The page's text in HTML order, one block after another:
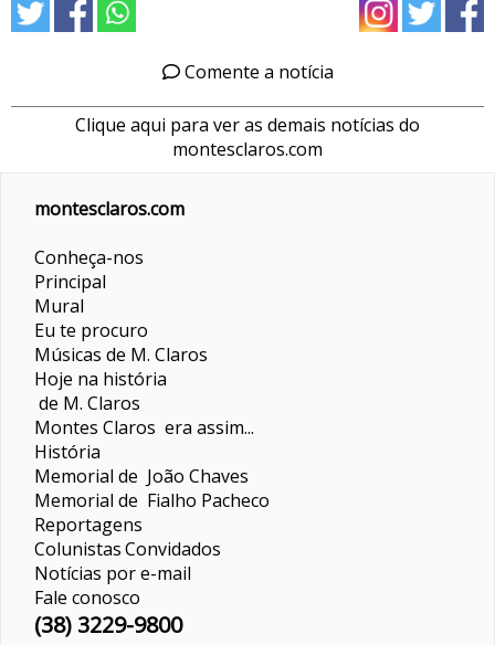
Comente a notícia
Clique aqui para ver as demais notícias do
montesclaros.com
montesclaros.com
Conheça-nos
Principal
Mural
Eu te procuro
Músicas de M. Claros
Hoje na história
de M. Claros
Montes Claros era assim...
História
Memorial de João Chaves
Memorial de Fialho Pacheco
Reportagens
ColunistasConvidados
Notícias por e-mail
Fale conosco
(38) 3229-9800